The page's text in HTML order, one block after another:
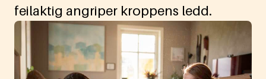
feilaktig angriper kroppens ledd.